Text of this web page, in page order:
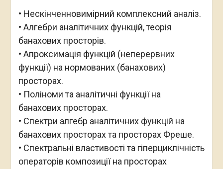
• Нескінченновимірний комплексний аналіз.
• Алгебри аналітичних функцій, теорія
банахових просторів.
• Апроксимація функцій (неперервних
функції) на нормованих (банахових)
просторах.
• Поліноми та аналітичні функції на
банахових просторах.
• Спектри алгебр аналітичних функцій на
банахових просторах та просторах Фреше.
• Спектральні властивості та гіперциклічність
операторів композиції на просторах